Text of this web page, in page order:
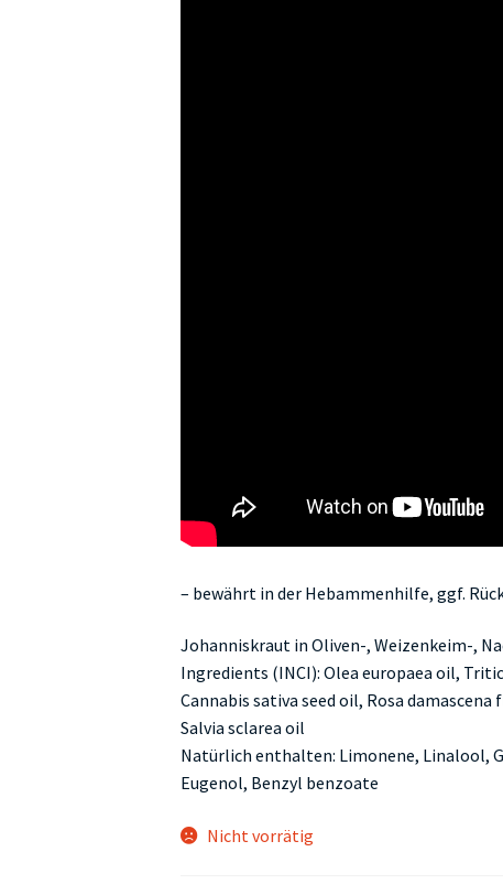
– bewährt in der Hebammenhilfe, ggf.
Johanniskraut in Oliven-, Weizenkeim-,
Ingredients (INCI): Olea europaea oil,
Cannabis sativa seed oil, Rosa
Salvia sclarea oil
Natürlich enthalten: Limonene, Linalool,
Eugenol, Benzyl benzoate
Nicht vorrätig